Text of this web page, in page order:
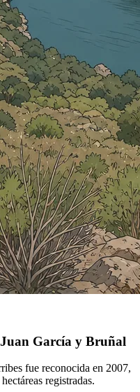
García y Bruñal
fue reconocida en 2007,
registradas.